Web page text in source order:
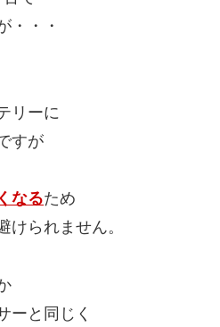
・・・
リーに
すが
なるため
けられません。
ーと同じく